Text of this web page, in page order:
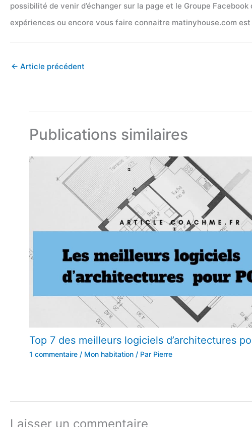
possibilité de venir d’échanger sur la page et le Groupe
expériences ou encore vous faire connaitre matinyhouse.com est
← Article précédent
Publications similaires
Top 7 des meilleurs logiciels d’architectures
1 commentaire / Mon habitation/ Par Pierre
Laisser un commentaire